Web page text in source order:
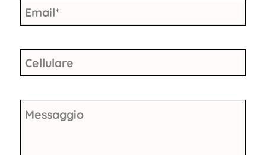
Email*
Cellulare
Messaggio